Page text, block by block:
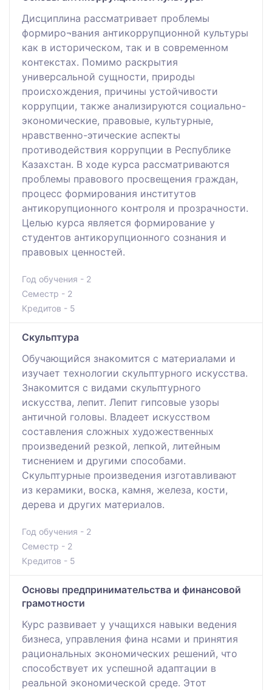
Дисциплина рассматривает проблемы
формиро¬вания антикоррупционной культуры
как в историческом, так и в современном
контекстах. Помимо раскрытия
универсальной сущности, природы
происхождения, причины устойчивости
коррупции, также анализируются социально-
экономические, правовые, культурные,
нравственно-этические аспекты
противодействия коррупции в Республике
Казахстан. В ходе курса рассматриваются
проблемы правового просвещения граждан,
процесс формирования институтов
антикорупционного контроля и прозрачности.
Целью курса является формирование у
студентов антикорупционного сознания и
правовых ценностей.
Год обучения - 2
Семестр - 2
Кредитов - 5
Скульптура
Обучающийся знакомится с материалами и
изучает технологии скульптурного искусства.
Знакомится с видами скульптурного
искусства, лепит. Лепит гипсовые узоры
античной головы. Владеет искусством
составления сложных художественных
произведений резкой, лепкой, литейным
тиснением и другими способами.
Скульптурные произведения изготавливают
из керамики, воска, камня, железа, кости,
дерева и других материалов.
Год обучения - 2
Семестр - 2
Кредитов - 5
Основы предпринимательства и финансовой
грамотности
Курс развивает у учащихся навыки ведения
бизнеса, управления фина нсами и принятия
рациональных экономических решений, что
способствует их успешной адаптации в
реальной экономической среде. Этот